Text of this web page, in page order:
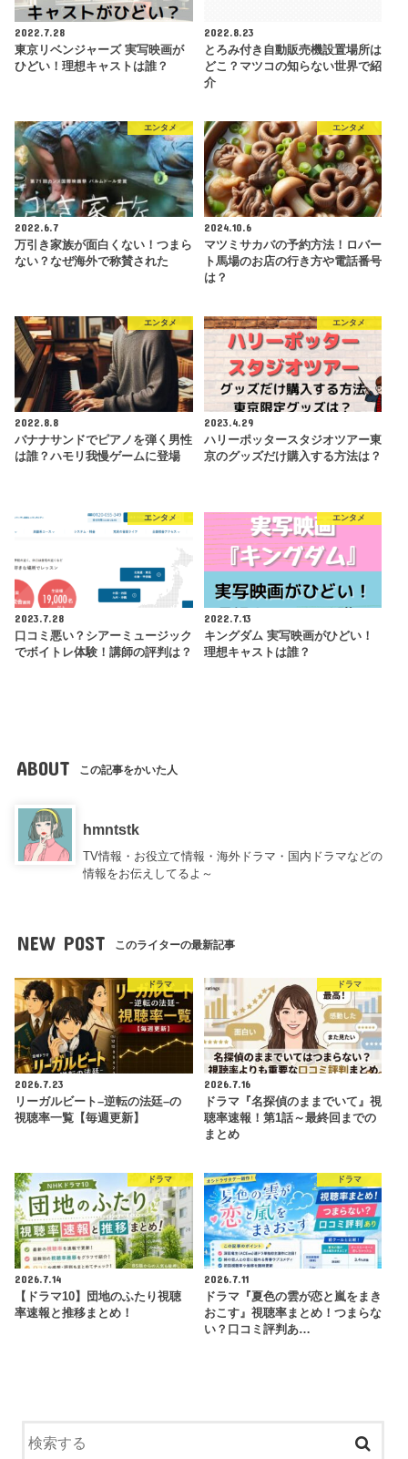
2022.7.28
東京リベンジャーズ 実写映画が
ひどい！理想キャストは誰？
2022.8.23
とろみ付き自動販売機設置場所は
どこ？マツコの知らない世界で紹
介
エンタメ
2022.6.7
万引き家族が面白くない！つまら
ない？なぜ海外で称賛された
エンタメ
2024.10.6
マツミサカバの予約方法！ロバー
ト馬場のお店の行き方や電話番号
は？
エンタメ
2022.8.8
バナナサンドでピアノを弾く男性
は誰？ハモリ我慢ゲームに登場
エンタメ
2023.4.29
ハリーポッタースタジオツアー東
京のグッズだけ購入する方法は？
エンタメ
2023.7.28
口コミ悪い？シアーミュージック
でボイトレ体験！講師の評判は？
エンタメ
2022.7.13
キングダム 実写映画がひどい！
理想キャストは誰？
ABOUT この記事をかいた人
hmntstk
TV情報・お役立て情報・海外ドラマ・国内ドラマなどの
情報をお伝えしてるよ～
NEW POST このライターの最新記事
ドラマ
2026.7.23
リーガルビート–逆転の法廷–の
視聴率一覧【毎週更新】
ドラマ
2026.7.16
ドラマ『名探偵のままでいて』視
聴率速報！第1話～最終回までの
まとめ
ドラマ
2026.7.14
【ドラマ10】団地のふたり視聴
率速報と推移まとめ！
ドラマ
2026.7.11
ドラマ『夏色の雲が恋と嵐をまき
おこす』視聴率まとめ！つまらな
い？口コミ評判あ…